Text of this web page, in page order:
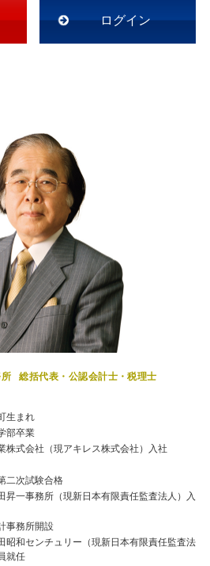
ログイン
総括代表・公認会計士・税理士
生まれ
部卒業
株式会社（現アキレス株式会社）入社
二次試験合格
昇一事務所（現新日本有限責任監査法人）入
事務所開設
昭和センチュリー（現新日本有限責任監査法
就任